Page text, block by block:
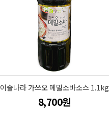
이슬나라 가쓰오 메밀소바소스 1.1kg
8,700원